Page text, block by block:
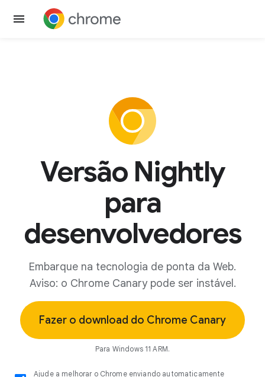
Versão Nightly
para
desenvolvedores
Embarque na tecnologia de ponta da Web.
Aviso: o Chrome Canary pode ser instável.
Fazer o download do Chrome Canary
Para Windows 11 ARM.
Ajude a melhorar o Chrome enviando automaticamente